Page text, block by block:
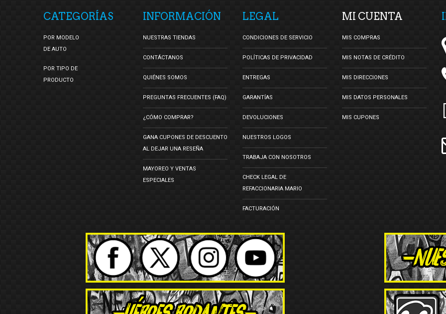
CATEGORÍAS
POR MODELO
DE AUTO
POR TIPO DE
PRODUCTO
INFORMACIÓN
NUESTRAS TIENDAS
CONTÁCTANOS
QUIÉNES SOMOS
PREGUNTAS FRECUENTES (FAQ)
¿CÓMO COMPRAR?
GANA CUPONES DE DESCUENTO
AL DEJAR UNA RESEÑA
MAYOREO Y VENTAS
ESPECIALES
LEGAL
CONDICIONES DE SERVICIO
POLÍTICAS DE PRIVACIDAD
ENTREGAS
GARANTÍAS
DEVOLUCIONES
NUESTROS LOGOS
TRABAJA CON NOSOTROS
CHECK LEGAL DE
REFACCIONARIA MARIO
FACTURACIÓN
MI CUENTA
MIS COMPRAS
MIS NOTAS DE CRÉDITO
MIS DIRECCIONES
MIS DATOS PERSONALES
MIS CUPONES